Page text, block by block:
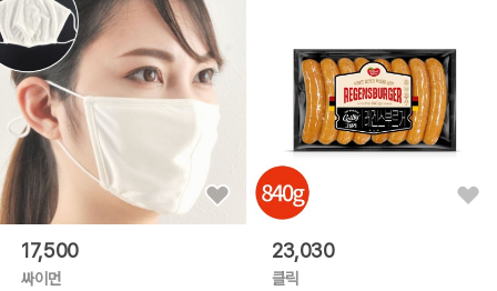
17,500
싸이먼
23,030
클릭